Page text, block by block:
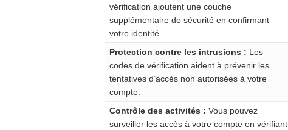
vérification ajoutent une couche
supplémentaire de sécurité en confirmant
votre identité.
Protection contre les intrusions : Les
codes de vérification aident à prévenir les
tentatives d’accès non autorisées à votre
compte.
Contrôle des activités : Vous pouvez
surveiller les accès à votre compte en vérifiant